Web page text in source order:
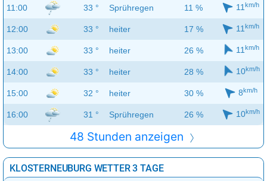
11:00 33 ° Sprühregen 11 % 11 km/h
12:00 33 ° heiter 17 % 11 km/h
13:00 33 ° heiter 26 % 11 km/h
14:00 33 ° heiter 28 % 10km/h
15:00 32 ° heiter 30 % 8km/h
16:00 31 ° Sprühregen 26 % 10km/h
48 Stunden anzeigen
KLOSTERNEUBURG WETTER 3 TAGE